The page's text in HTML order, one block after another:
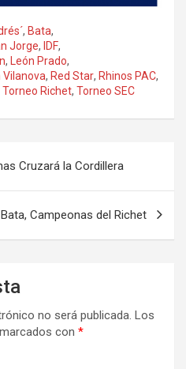
, Bata,
Jorge, IDF,
, León Prado,
Vilanova, Red Star, Rhinos PAC,
Torneo Richet, Torneo SEC
Cruzará la Cordillera
Bata, Campeonas del Richet
no será publicada. Los
con *